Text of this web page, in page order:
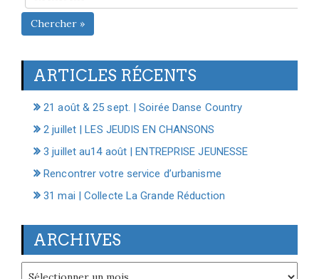
Chercher »
ARTICLES RÉCENTS
21 août & 25 sept. | Soirée Danse Country
2 juillet | LES JEUDIS EN CHANSONS
3 juillet au14 août | ENTREPRISE JEUNESSE
Rencontrer votre service d’urbanisme
31 mai | Collecte La Grande Réduction
ARCHIVES